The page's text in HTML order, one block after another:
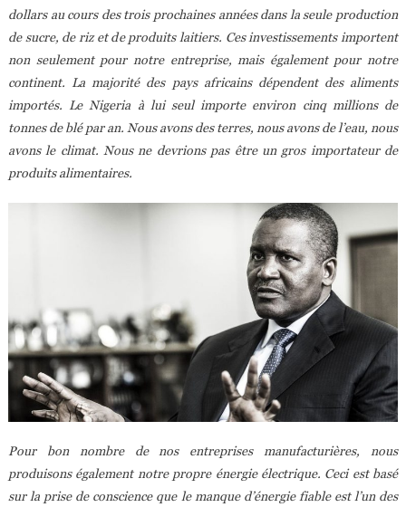
dollars au cours des trois prochaines années dans la seule production
de sucre, de riz et de produits laitiers. Ces investissements importent
non seulement pour notre entreprise, mais également pour notre
continent. La majorité des pays africains dépendent des aliments
importés. Le Nigeria à lui seul importe environ cinq millions de
tonnes de blé par an. Nous avons des terres, nous avons de l’eau, nous
avons le climat. Nous ne devrions pas être un gros importateur de
produits alimentaires.
Pour bon nombre de nos entreprises manufacturières, nous
produisons également notre propre énergie électrique. Ceci est basé
sur la prise de conscience que le manque d’énergie fiable est l’un des